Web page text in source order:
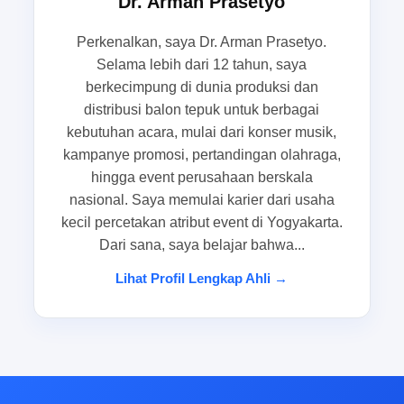
yang bisa langsung
memahami ritme kerja lapangan. Mereka
biasanya tidak hanya membutuhkan produk,
tetapi juga kepastian stok, kejelasan produksi,
dan pengiriman yang tidak mengganggu agenda
acara. Inilah alasan mengapa sistem pemesanan
yang siap pakai menjadi sangat penting untuk
kebutuhan promosi massa dan merchandise
bisa bertambah, dan kebutuhan atribut kampanye
Perkenalkan, saya Dr. Arman Prasetyo.
Selama lebih dari 12 tahun, saya
berkecimpung di dunia produksi dan
distribusi balon tepuk untuk berbagai
kebutuhan acara, mulai dari konser musik,
kampanye promosi, pertandingan olahraga,
hingga event perusahaan berskala
nasional. Saya memulai karier dari usaha
kecil percetakan atribut event di Yogyakarta.
Dari sana, saya belajar bahwa...
Lihat Profil Lengkap Ahli →